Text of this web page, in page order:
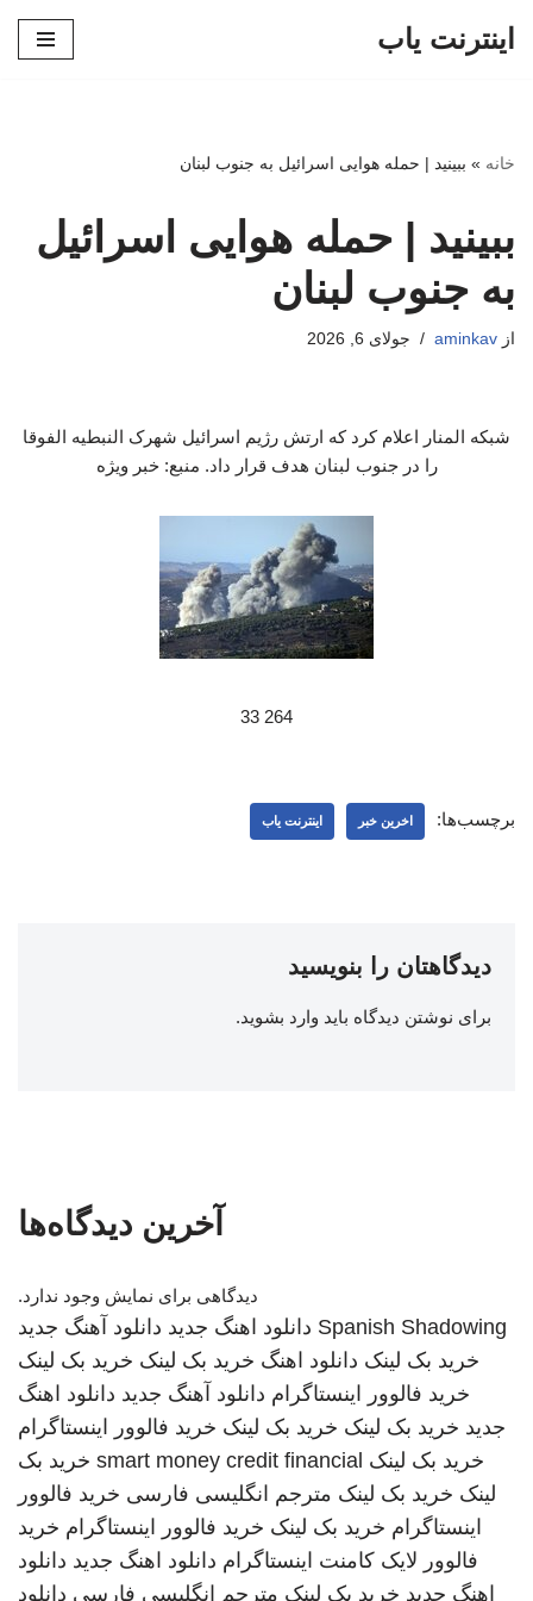
اینترنت یاب
خانه » ببینید | حمله هوایی اسرائیل به جنوب لبنان
ببینید | حمله هوایی اسرائیل
به جنوب لبنان
از aminkav جولای 6, 2026
شبکه المنار اعلام کرد که ارتش رژیم اسرائیل شهرک النبطیه‌ الفوقا
را در جنوب لبنان هدف قرار داد. منبع: خبر ویژه
264 33
برچسب‌ها: اخرین خبر اینترنت یاب
دیدگاهتان را بنویسید
برای نوشتن دیدگاه باید وارد بشوید.
آخرین دیدگاه‌ها
دیدگاهی برای نمایش وجود ندارد.
Spanish Shadowing دانلود اهنگ جدید دانلود آهنگ جدید
خرید بک لینک دانلود اهنگ خرید بک لینک خرید بک لینک
خرید فالوور اینستاگرام دانلود آهنگ جدید دانلود اهنگ
جدید خرید بک لینک خرید بک لینک خرید فالوور اینستاگرام
خرید بک لینک smart money credit financial خرید بک
لینک خرید بک لینک مترجم انگلیسی فارسی خرید فالوور
اینستاگرام خرید بک لینک خرید فالوور اینستاگرام خرید
فالوور لایک کامنت اینستاگرام دانلود اهنگ جدید دانلود
اهنگ جدید خرید بک لینک مترجم انگلیسی فارسی دانلود